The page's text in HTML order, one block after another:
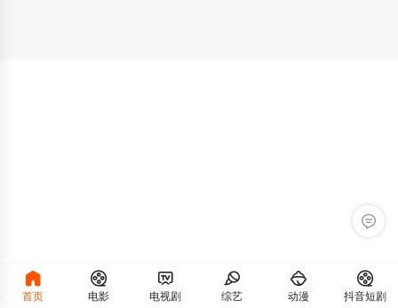
留言反
首页 电影 电视剧 综艺 动漫 抖音短剧